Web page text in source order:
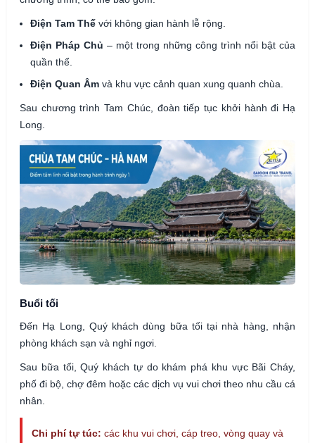
Điện Tam Thế với không gian hành lễ rộng.
Điện Pháp Chủ – một trong những công trình nổi bật của
quần thể.
Điện Quan Âm và khu vực cảnh quan xung quanh chùa.
Sau chương trình Tam Chúc, đoàn tiếp tục khởi hành đi Hạ
Long.
Buổi tối
Đến Hạ Long, Quý khách dùng bữa tối tại nhà hàng, nhận
phòng khách sạn và nghỉ ngơi.
Sau bữa tối, Quý khách tự do khám phá khu vực Bãi Cháy,
phố đi bộ, chợ đêm hoặc các dịch vụ vui chơi theo nhu cầu cá
nhân.
Chi phí tự túc: các khu vui chơi, cáp treo, vòng quay và